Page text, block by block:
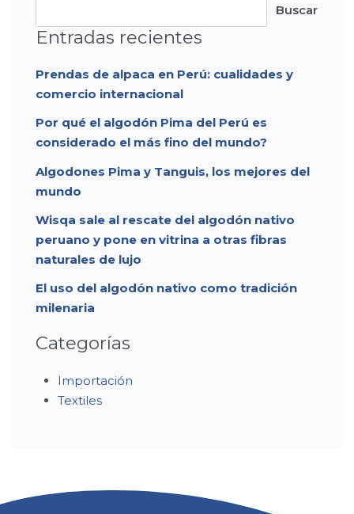
Buscar
Entradas recientes
Prendas de alpaca en Perú: cualidades y
comercio internacional
Por qué el algodón Pima del Perú es
considerado el más fino del mundo?
Algodones Pima y Tanguis, los mejores del
mundo
Wisqa sale al rescate del algodón nativo
peruano y pone en vitrina a otras fibras
naturales de lujo
El uso del algodón nativo como tradición
milenaria
Categorías
Importación
Textiles